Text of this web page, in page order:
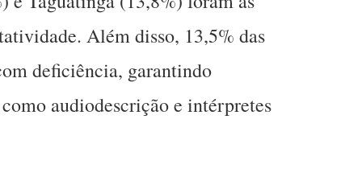
Além disso, 13,5% das
deficiência, garantindo
audiodescrição e intérpretes